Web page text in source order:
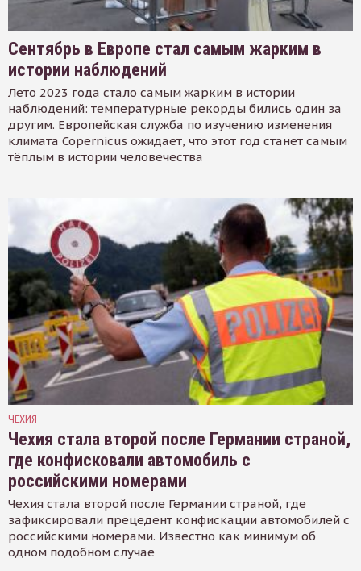
Сентябрь в Европе стал самым жарким в
истории наблюдений
Лето 2023 года стало самым жарким в истории
наблюдений: температурные рекорды бились один за
другим. Европейская служба по изучению изменения
климата Copernicus ожидает, что этот год станет самым
тёплым в истории человечества
ЧЕХИЯ
Чехия стала второй после Германии страной,
где конфисковали автомобиль с
российскими номерами
Чехия стала второй после Германии страной, где
зафиксировали прецедент конфискации автомобилей с
российскими номерами. Известно как минимум об
одном подобном случае